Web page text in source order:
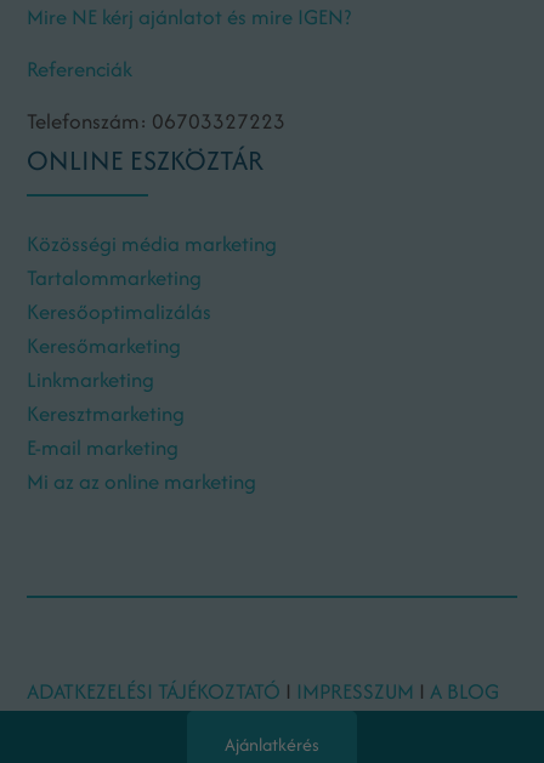
Mire NE kérj ajánlatot és mire IGEN?
Referenciák
Telefonszám: 06703327223
ONLINE ESZKÖZTÁR
Közösségi média marketing
Tartalommarketing
Keresőoptimalizálás
Keresőmarketing
Linkmarketing
Keresztmarketing
E-mail marketing
Mi az az online marketing
ADATKEZELÉSI TÁJÉKOZTATÓ I IMPRESSZUM IA BLOG
Ajánlatkérés